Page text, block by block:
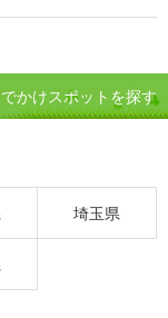
かけスポットを探す
埼玉県